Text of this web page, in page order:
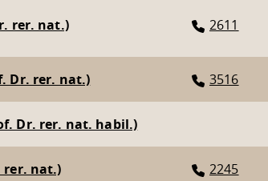
rer. nat.) 2611
Dr. rer. nat.) 3516
Dr. rer. nat. habil.)
rer. nat.) 2245